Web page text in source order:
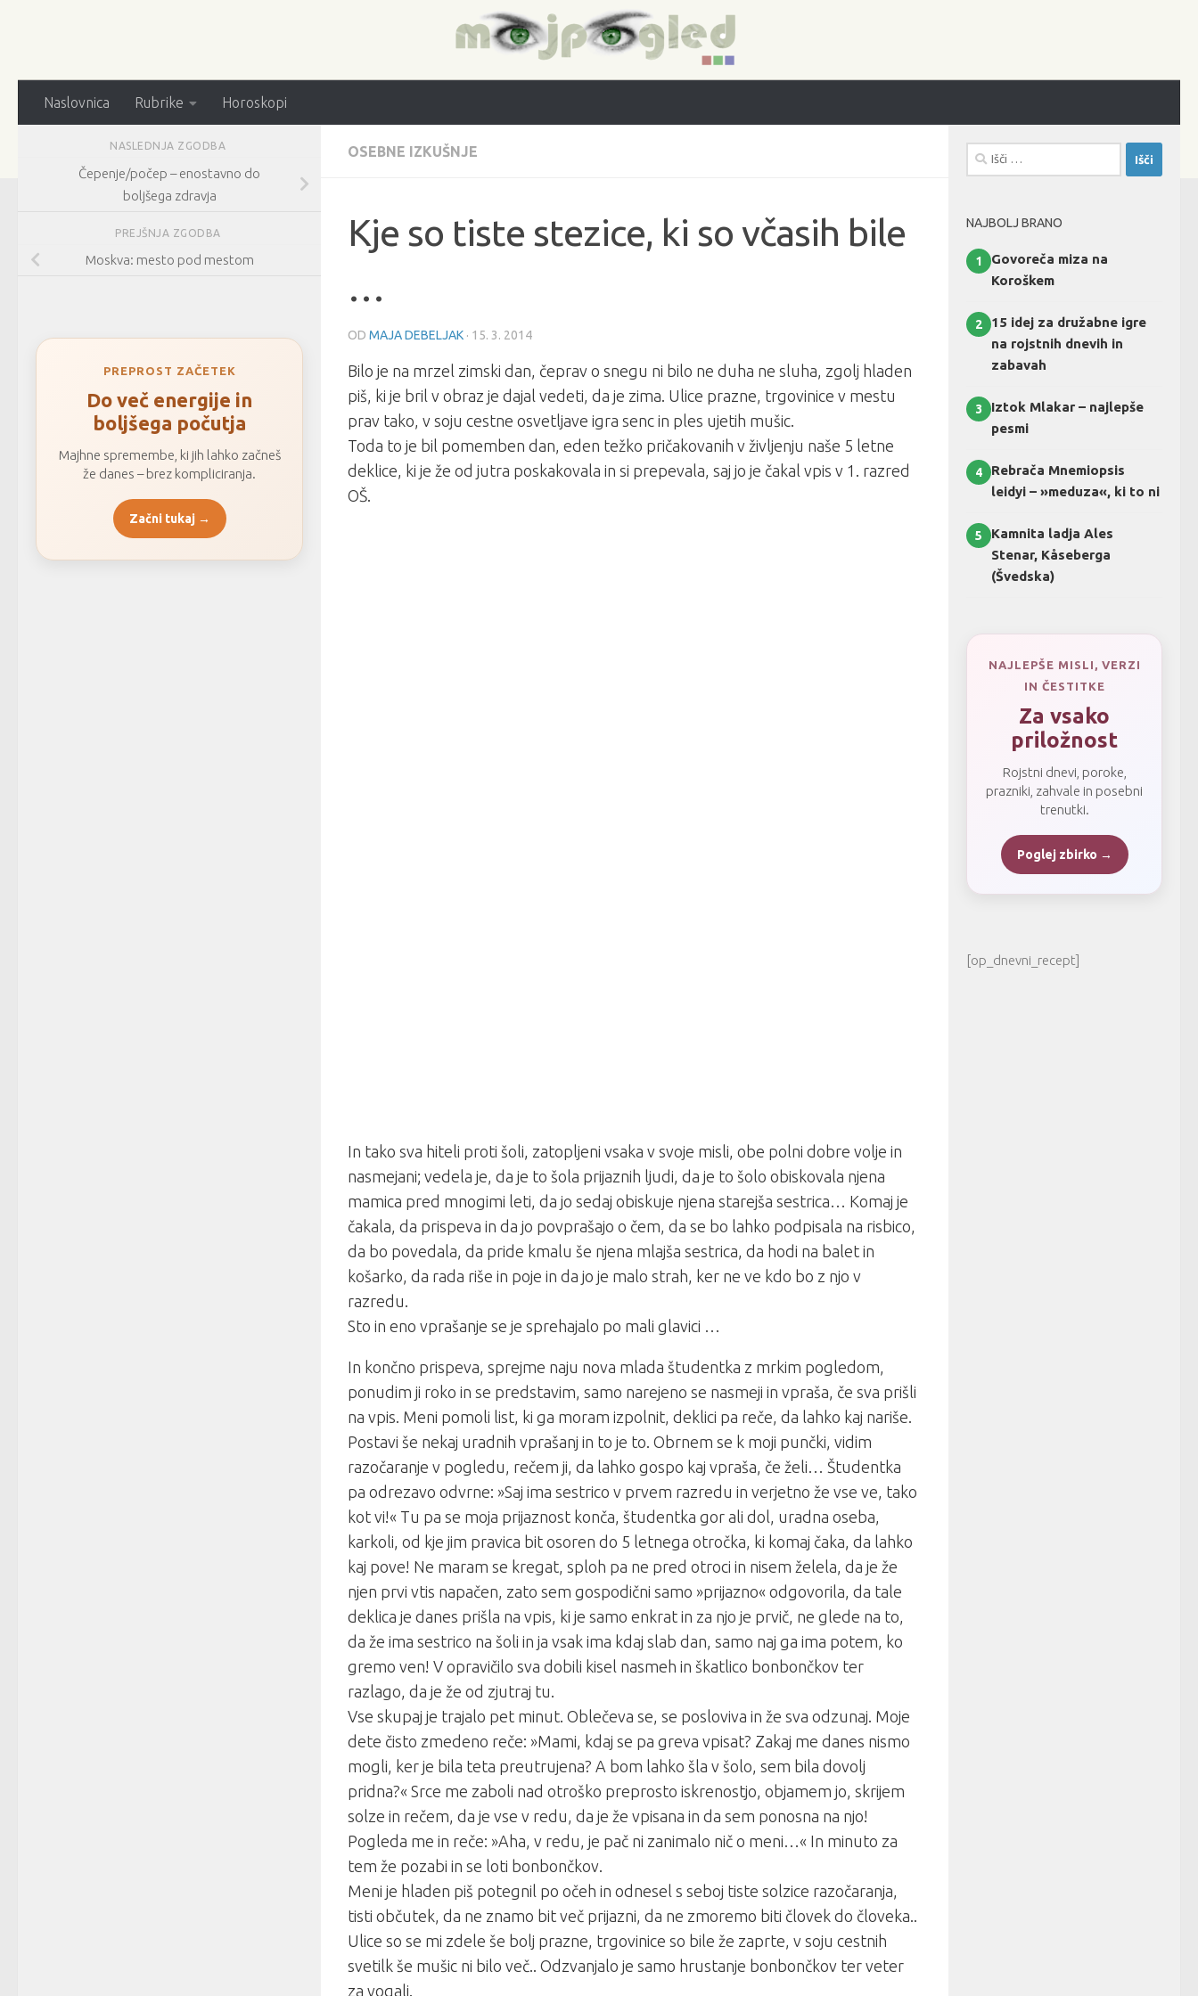
Naslovnica Rubrike Horoskopi
OSEBNE IZKUŠNJE
Kje so tiste stezice, ki so včasih bile
…
OD MAJA DEBELJAK · 15. 3. 2014
Bilo je na mrzel zimski dan, čeprav o snegu ni bilo ne duha ne sluha, zgolj hladen
piš, ki je bril v obraz je dajal vedeti, da je zima. Ulice prazne, trgovinice v mestu
prav tako, v soju cestne osvetljave igra senc in ples ujetih mušic.
Toda to je bil pomemben dan, eden težko pričakovanih v življenju naše 5 letne
deklice, ki je že od jutra poskakovala in si prepevala, saj jo je čakal vpis v 1. razred
OŠ.
In tako sva hiteli proti šoli, zatopljeni vsaka v svoje misli, obe polni dobre volje in
nasmejani; vedela je, da je to šola prijaznih ljudi, da je to šolo obiskovala njena
mamica pred mnogimi leti, da jo sedaj obiskuje njena starejša sestrica… Komaj je
čakala, da prispeva in da jo povprašajo o čem, da se bo lahko podpisala na risbico,
da bo povedala, da pride kmalu še njena mlajša sestrica, da hodi na balet in
košarko, da rada riše in poje in da jo je malo strah, ker ne ve kdo bo z njo v
razredu.
Sto in eno vprašanje se je sprehajalo po mali glavici …
In končno prispeva, sprejme naju nova mlada študentka z mrkim pogledom,
ponudim ji roko in se predstavim, samo narejeno se nasmeji in vpraša, če sva prišli
na vpis. Meni pomoli list, ki ga moram izpolnit, deklici pa reče, da lahko kaj nariše.
Postavi še nekaj uradnih vprašanj in to je to. Obrnem se k moji punčki, vidim
razočaranje v pogledu, rečem ji, da lahko gospo kaj vpraša, če želi… Študentka
pa odrezavo odvrne: »Saj ima sestrico v prvem razredu in verjetno že vse ve, tako
kot vi!« Tu pa se moja prijaznost konča, študentka gor ali dol, uradna oseba,
karkoli, od kje jim pravica bit osoren do 5 letnega otročka, ki komaj čaka, da lahko
kaj pove! Ne maram se kregat, sploh pa ne pred otroci in nisem želela, da je že
njen prvi vtis napačen, zato sem gospodični samo »prijazno« odgovorila, da tale
deklica je danes prišla na vpis, ki je samo enkrat in za njo je prvič, ne glede na to,
da že ima sestrico na šoli in ja vsak ima kdaj slab dan, samo naj ga ima potem, ko
gremo ven! V opravičilo sva dobili kisel nasmeh in škatlico bonbončkov ter
razlago, da je že od zjutraj tu.
Vse skupaj je trajalo pet minut. Oblečeva se, se posloviva in že sva odzunaj. Moje
dete čisto zmedeno reče: »Mami, kdaj se pa greva vpisat? Zakaj me danes nismo
mogli, ker je bila teta preutrujena? A bom lahko šla v šolo, sem bila dovolj
pridna?« Srce me zaboli nad otroško preprosto iskrenostjo, objamem jo, skrijem
solze in rečem, da je vse v redu, da je že vpisana in da sem ponosna na njo!
Pogleda me in reče: »Aha, v redu, je pač ni zanimalo nič o meni…« In minuto za
tem že pozabi in se loti bonbončkov.
Meni je hladen piš potegnil po očeh in odnesel s seboj tiste solzice razočaranja,
tisti občutek, da ne znamo bit več prijazni, da ne zmoremo biti človek do človeka..
Ulice so se mi zdele še bolj prazne, trgovinice so bile že zaprte, v soju cestnih
svetilk še mušic ni bilo več.. Odzvanjalo je samo hrustanje bonbončkov ter veter
za vogali.
NASLEDNJA ZGODBA
Čepenje/počep – enostavno do
boljšega zdravja
PREJŠNJA ZGODBA
Moskva: mesto pod mestom
PREPROST ZAČETEK
Do več energije in
boljšega počutja
Majhne spremembe, ki jih lahko začneš
že danes – brez kompliciranja.
Začni tukaj →
Išči:
NAJBOLJ BRANO
1
Govoreča miza na
Koroškem
2
15 idej za družabne igre
na rojstnih dnevih in
zabavah
3
Iztok Mlakar – najlepše
pesmi
4
Rebrača Mnemiopsis
leidyi – »meduza«, ki to ni
5
Kamnita ladja Ales
Stenar, Kåseberga
(Švedska)
NAJLEPŠE MISLI, VERZI
IN ČESTITKE
Za vsako
priložnost
Rojstni dnevi, poroke,
prazniki, zahvale in posebni
trenutki.
Poglej zbirko →
[op_dnevni_recept]